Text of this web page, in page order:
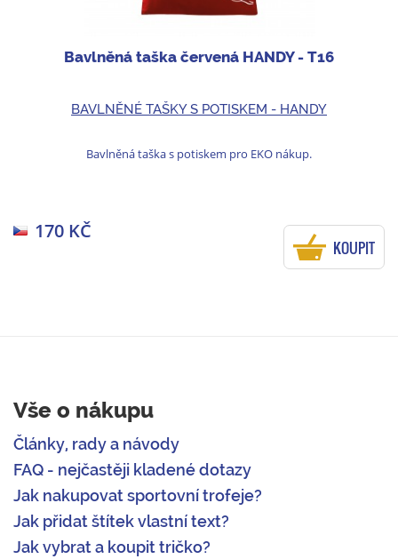
Bavlněná taška červená HANDY - T16
BAVLNĚNÉ TAŠKY S POTISKEM - HANDY
Bavlněná taška s potiskem pro EKO nákup.
170 KČ
KOUPIT
Vše o nákupu
Články, rady a návody
FAQ - nejčastěji kladené dotazy
Jak nakupovat sportovní trofeje?
Jak přidat štítek vlastní text?
Jak vybrat a koupit tričko?